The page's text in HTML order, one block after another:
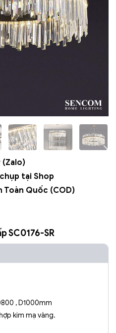
(Zalo)
tại Shop
Toàn Quốc (COD)
SC0176-SR
, D1000mm
kim mạ vàng.